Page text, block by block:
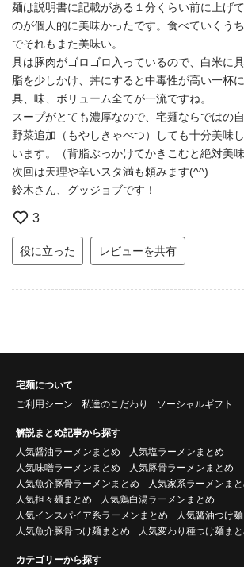
麺は説明書に記載がある１分くらい前に上げ
のが個人的に美味かったです。食べていくう
でそれもまた美味い。
具は豚肉がゴロゴロ入っているので、白米に
脂を少しかけ、丼にすると中毒性が高い一杯
具、味、ボリューム全てが一流ですね。
スープがとても濃厚なので、宅麺ならではの
野菜追加（もやしきゃべつ）しても十分美味
います。（背脂ぶっかけてかきこむと絶対美味
次回は天理や辛いスタ満も頼みます(⁠^⁠^⁠)
鈴木さん、グッジョブです！
3
役に立った レビューを共有
宅麺について
ご利用シーン
私達のこだわり ソーシャルギフト
解説まとめ記事から探す
人気醤油ラーメンまとめ
人気塩ラーメンまとめ
人気味噌ラーメンまとめ
人気豚骨ラーメンまとめ
人気魚介豚骨ラーメンまとめ
人気家系ラーメンま
人気担々麺まとめ
人気鶏白湯ラーメンまとめ
人気インスパイア系ラーメンまとめ
人気醤油つけ
人気魚介豚骨つけ麺まとめ
人気変わり種つけ麺ま
カテゴリーから探す